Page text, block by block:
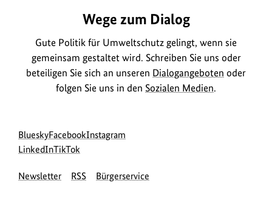
Wege zum Dialog
Gute Politik für Umweltschutz gelingt, wenn sie
gemeinsam gestaltet wird. Schreiben Sie uns oder
beteiligen Sie sich an unseren Dialogangeboten oder
folgen Sie uns in den Sozialen Medien.
Social
Media
Blueskyzur
Bluesky-
des
Facebookzur
des
Instagram
des
LinkedInzur
Seite
zur
Seite
TikTok
Newsletter RSS Bürgerservice